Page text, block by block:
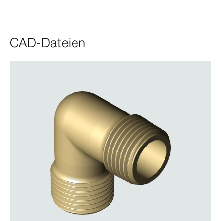
CAD-Dateien